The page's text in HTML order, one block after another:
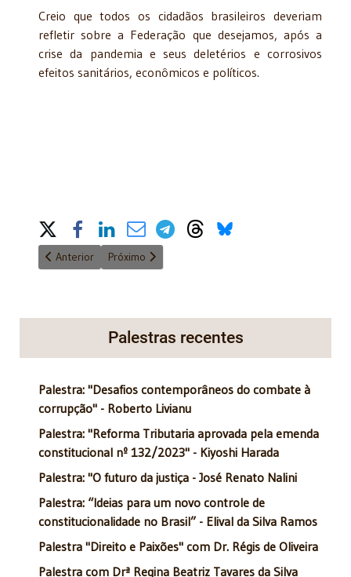
Creio que todos os cidadãos brasileiros deveriam
refletir sobre a Federação que desejamos, após a
crise da pandemia e seus deletérios e corrosivos
efeitos sanitários, econômicos e políticos.
Share on Social Media
Artigo anterior: A incidência na distribuição de lucros das
Anterior Próximo artigo: Arrematação em leilão e débitos
Próximo
Palestras recentes
Palestra: "Desafios contemporâneos do combate à
corrupção" - Roberto Livianu
Palestra: "Reforma Tributaria aprovada pela emenda
constitucional nº 132/2023" - Kiyoshi Harada
Palestra: "O futuro da justiça - José Renato Nalini
Palestra: “Ideias para um novo controle de
constitucionalidade no Brasil” - Elival da Silva Ramos
Palestra "Direito e Paixões" com Dr. Régis de Oliveira
Palestra com Drª Regina Beatriz Tavares da Silva